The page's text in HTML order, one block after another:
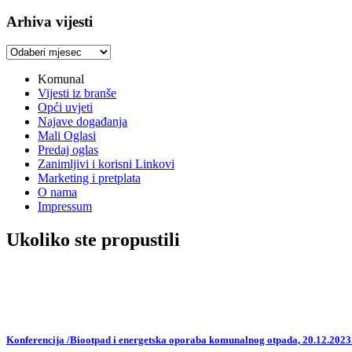
Arhiva vijesti
Arhiva
Komunal
Vijesti iz branše
Opći uvjeti
Najave događanja
Mali Oglasi
Predaj oglas
Zanimljivi i korisni Linkovi
Marketing i pretplata
O nama
Impressum
Ukoliko ste propustili
Konferencija /Biootpad i energetska oporaba komunalnog otpada,